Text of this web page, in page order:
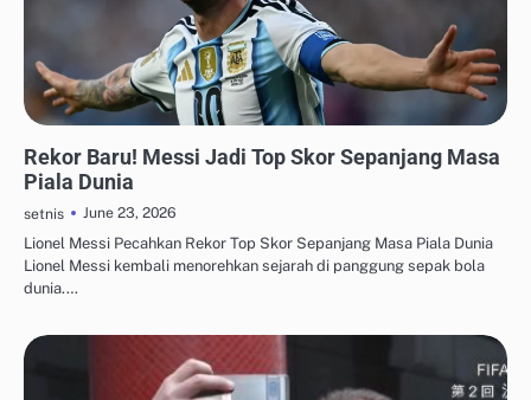
Rekor Baru! Messi Jadi Top Skor Sepanjang Masa
Piala Dunia
setnis
June 23, 2026
Lionel Messi Pecahkan Rekor Top Skor Sepanjang Masa Piala Dunia
Lionel Messi kembali menorehkan sejarah di panggung sepak bola
dunia.…